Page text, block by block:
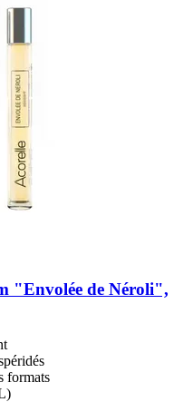
"Envolée de Néroli",
formats